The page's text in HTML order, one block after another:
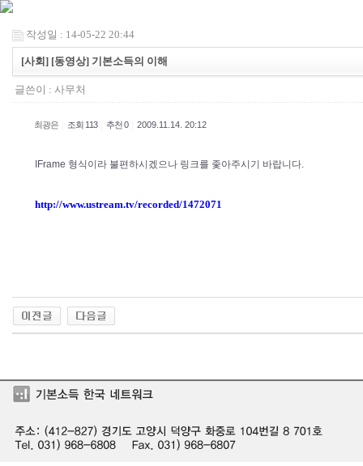
작성일 : 14-05-22 20:44
[사회] [동영상] 기본소득의 이해
글쓴이 : 사무처
최광은 조회 113 추천 0 2009.11.14. 20:12
IFrame 형식이라 불편하시겠으나 링크를 좇아주시기 바랍니다.
http://www.ustream.tv/recorded/1472071